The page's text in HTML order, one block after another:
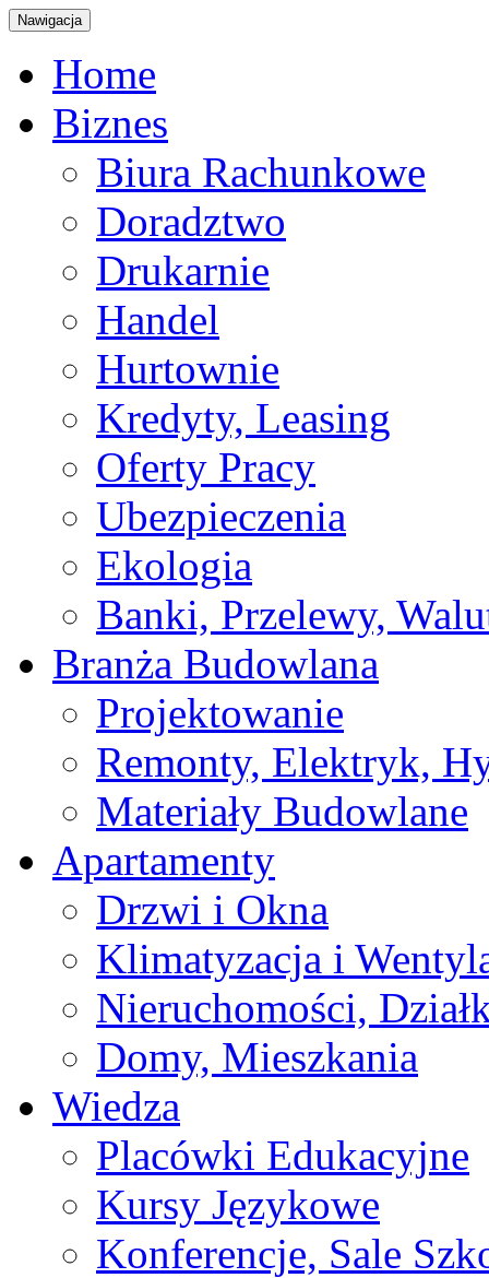
Nawigacja
Home
Biznes
Biura Rachunkowe
Doradztwo
Drukarnie
Handel
Hurtownie
Kredyty, Leasing
Oferty Pracy
Ubezpieczenia
Ekologia
Banki, Przelewy,
Branża Budowlana
Projektowanie
Remonty, Elektryk,
Materiały Budowlane
Apartamenty
Drzwi i Okna
Klimatyzacja i
Nieruchomości,
Domy, Mieszkania
Wiedza
Placówki Edukacyjne
Kursy Językowe
Konferencje, Sale